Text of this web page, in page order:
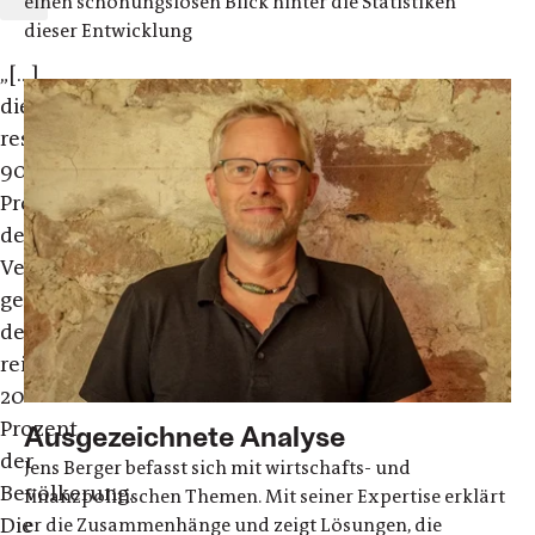
„[...]
die
restlichen
90
Prozent
des
Vermögens
gehören
den
reichsten
20
Prozent
der
Bevölkerung.
Die
dieser Entwicklung
Ausgezeichnete Analyse
Jens Berger befasst sich mit wirtschafts- und
finanzpolitischen Themen. Mit seiner Expertise erklärt
er die Zusammenhänge und zeigt Lösungen, die